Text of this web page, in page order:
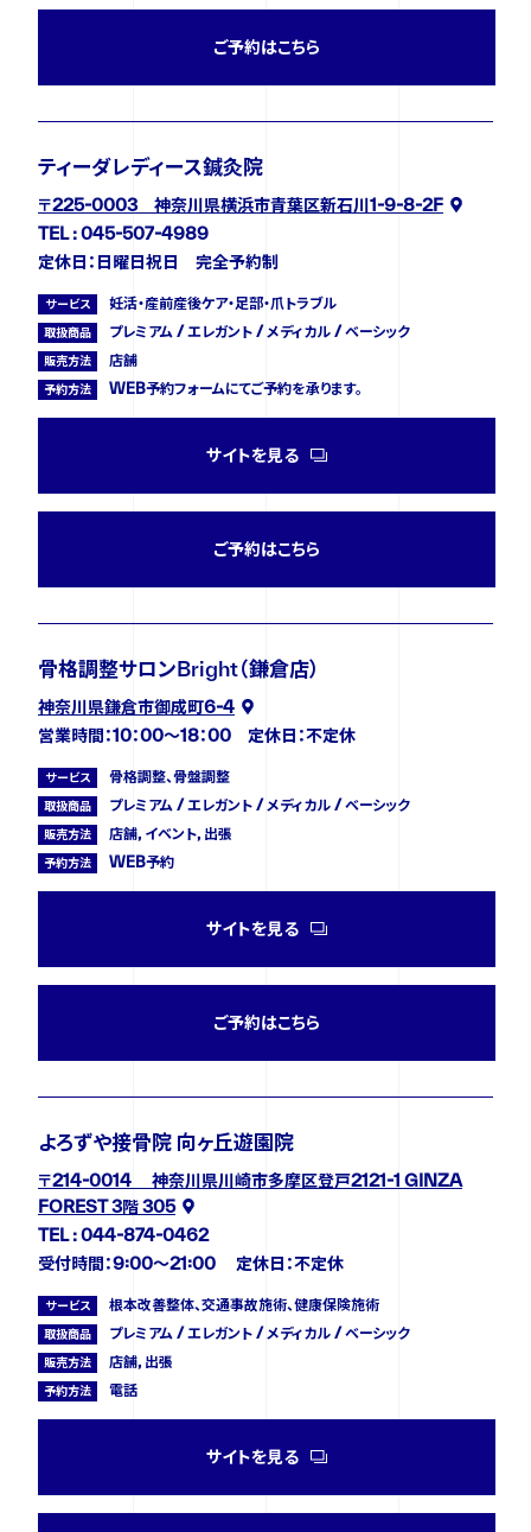
ご予約はこちら
ティーダレディース鍼灸院
〒225-0003 神奈川県横浜市青葉区新石川1-9-8-2F
TEL : 045-507-4989
定休日：日曜日祝日 完全予約制
サービス 妊活・産前産後ケア・足部・爪トラブル
取扱商品 プレミアム / エレガント / メディカル / ベーシック
販売方法 店舗
予約方法 WEB予約フォームにてご予約を承ります。
サイトを見る
ご予約はこちら
骨格調整サロンBright（鎌倉店）
神奈川県鎌倉市御成町6-4
営業時間：10：00～18：00 定休日：不定休
サービス 骨格調整、骨盤調整
取扱商品 プレミアム / エレガント / メディカル / ベーシック
販売方法 店舗, イベント, 出張
予約方法 WEB予約
サイトを見る
ご予約はこちら
よろずや接骨院 向ヶ丘遊園院
〒214-0014 神奈川県川崎市多摩区登戸2121-1 GINZA
FOREST 3階 305
TEL : 044-874-0462
受付時間：9:00〜21:00 定休日：不定休
サービス 根本改善整体、交通事故施術、健康保険施術
取扱商品 プレミアム / エレガント / メディカル / ベーシック
販売方法 店舗, 出張
予約方法 電話
サイトを見る